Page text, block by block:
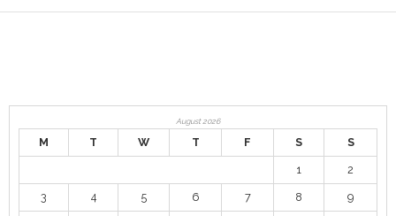
August 2026
M T W T F S S
1 2
3 4 5 6 7 8 9